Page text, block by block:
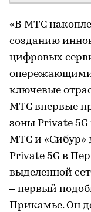
«В МТС
созданию
цифровых
ключевые
МТС впервые
зоны Private 5G
МТС и «Сибур»
Private 5G в
выделенной
– первый
Прикамье. Он